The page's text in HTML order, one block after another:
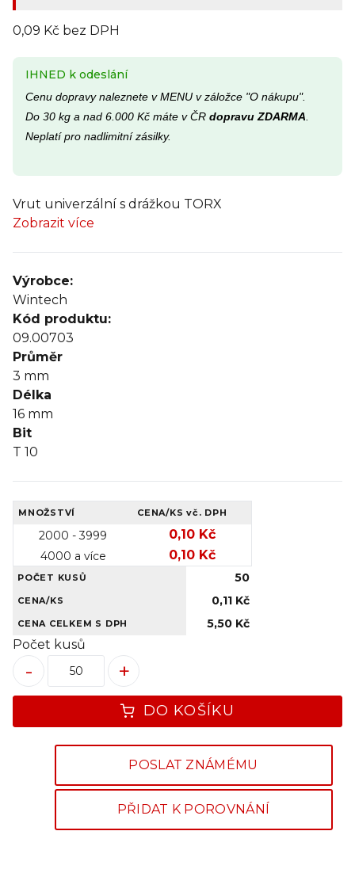
0,09 Kč bez DPH
IHNED k odeslání
Cenu dopravy naleznete v MENU v záložce "O nákupu".
Do 30 kg a nad 6.000 Kč máte v ČR dopravu ZDARMA
Neplatí pro nadlimitní zásilky.
Vrut univerzální s drážkou TORX
Zobrazit více
Výrobce:
Wintech
Kód produktu:
09.00703
Průměr
3 mm
Délka
16 mm
Bit
T 10
MNOŽSTVÍ CENA/KSvč. DPH
2000 - 3999 0,10 Kč
4000 a více 0,10 Kč
POČET KUSŮ 50
CENA/KS 0,11 Kč
CENA CELKEM S DPH 5,50 Kč
Počet kusů
+
-
DO KOŠÍKU
POSLAT ZNÁMÉMU
PŘIDAT K POROVNÁNÍ